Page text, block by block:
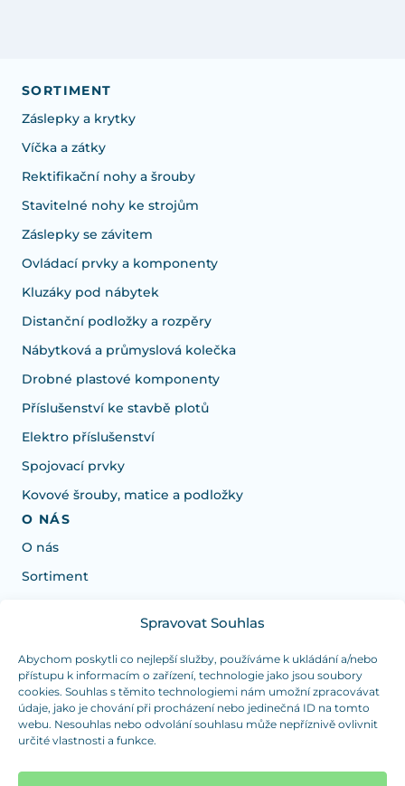
Spravovat Souhlas
Abychom poskytli co nejlepší služby, používáme k ukládání a/nebo
přístupu k informacím o zařízení, technologie jako jsou soubory
cookies. Souhlas s těmito technologiemi nám umožní zpracovávat
údaje, jako je chování při procházení nebo jedinečná ID na tomto
webu. Nesouhlas nebo odvolání souhlasu může nepříznivě ovlivnit
určité vlastnosti a funkce.
SORTIMENT
Záslepky a krytky
Víčka a zátky
Rektifikační nohy a šrouby
Stavitelné nohy ke strojům
Záslepky se závitem
Ovládací prvky a komponenty
Kluzáky pod nábytek
Distanční podložky a rozpěry
Nábytková a průmyslová kolečka
Drobné plastové komponenty
Příslušenství ke stavbě plotů
Elektro příslušenství
Spojovací prvky
Kovové šrouby, matice a podložky
O NÁS
O nás
Sortiment
Potřebujete poradit s výběrem?
Jsme tu pro vás Pondělí-Čtvrtek od: 7:30 - 15:30 hodin
a Pátek od 7:30 - 14:30 hodin
info@dualpraha.cz +420 725 802 767
(platba pouze v hotovosti)